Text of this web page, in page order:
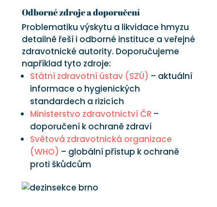
Odborné zdroje a doporučení
Problematiku výskytu a likvidace hmyzu
detailně řeší i odborné instituce a veřejné
zdravotnické autority. Doporučujeme
například tyto zdroje:
Státní zdravotní ústav (SZÚ) – aktuální
informace o hygienických
standardech a rizicích
Ministerstvo zdravotnictví ČR –
doporučení k ochraně zdraví
Světová zdravotnická organizace
(WHO) – globální přístup k ochraně
proti škůdcům